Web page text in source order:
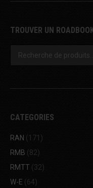
TROUVER UN
CATEGORIES
RAN (171)
RMB (82)
RMTT (32)
W-E (64)